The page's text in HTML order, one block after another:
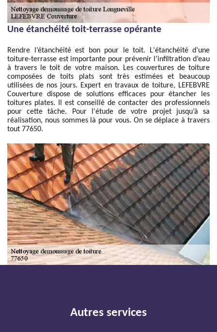
Une étanchéité toit-terrasse opérante
Rendre l’étanchéité est bon pour le toit. L'étanchéité d’une
toiture-terrasse est importante pour prévenir l’infiltration d’eau
à travers le toit de votre maison. Les couvertures de toiture
composées de toits plats sont très estimées et beaucoup
utilisées de nos jours. Expert en travaux de toiture, LEFEBVRE
Couverture dispose de solutions efficaces pour étancher les
toitures plates. Il est conseillé de contacter des professionnels
pour cette tâche. Pour l'étude de votre projet jusqu’à sa
réalisation, nous sommes là pour vous. On se déplace à travers
tout 77650.
Autres services